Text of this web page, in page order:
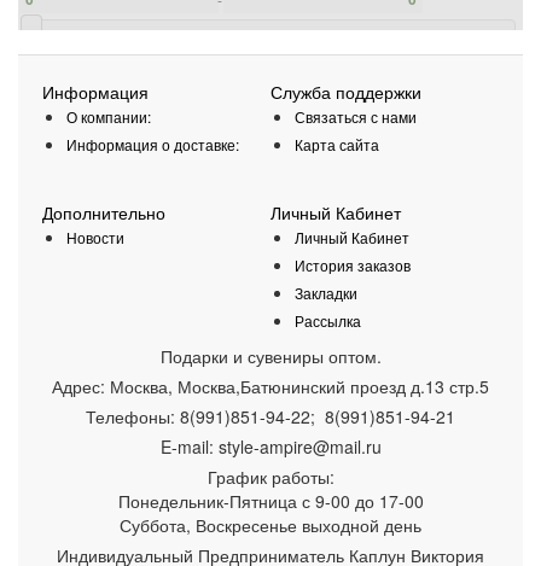
Информация
О компании:
Информация о доставке:
Служба поддержки
Связаться с нами
Карта сайта
Дополнительно
Новости
Личный Кабинет
Личный Кабинет
История заказов
Закладки
Рассылка
Подарки и сувениры оптом.
Адрес: Москва, Москва,Батюнинский проезд д.13 стр.5
Телефоны: 8(991)851-94-22; 8(991)851-94-21
E-mail: style-ampire@mail.ru
График работы:
Понедельник-Пятницас 9-00 до 17-00
Суббота, Воскресенье выходной день
Индивидуальный Предприниматель Каплун Виктория